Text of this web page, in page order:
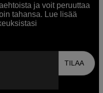
ja voit peruuttaa
tahansa. Lue lisää
TILAA